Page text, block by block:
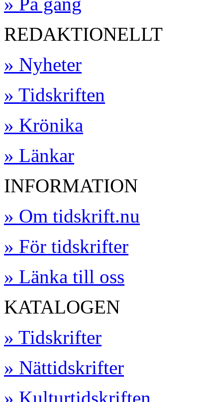
REDAKTIONELLT
» Nyheter
» Tidskriften
» Krönika
» Länkar
INFORMATION
» Om tidskrift.nu
» För tidskrifter
» Länka till oss
KATALOGEN
» Tidskrifter
» Nättidskrifter
» Kulturtidskriften